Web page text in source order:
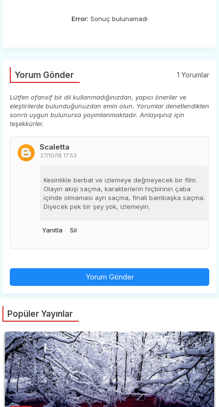
Error: Sonuç bulunamadı
Yorum Gönder 1 Yorumlar
Lütfen ofansif bir dil kullanmadığınızdan, yapıcı öneriler ve
eleştirilerde bulunduğunuzdan emin olun. Yorumlar denetlendikten
sonra uygun bulunursa yayımlanmaktadır. Anlayışınız için
teşekkürler.
Scaletta
27/10/18 17:53
Kesinlikle berbat ve izlemeye değmeyecek bir film.
Olayın akışı saçma, karakterlerin hiçbirinin çaba
içinde olmaması ayrı saçma, finali bambaşka saçma.
Diyecek pek bir şey yok, izlemeyin.
Yanıtla Sil
Yorum Gönder
Popüler Yayınlar